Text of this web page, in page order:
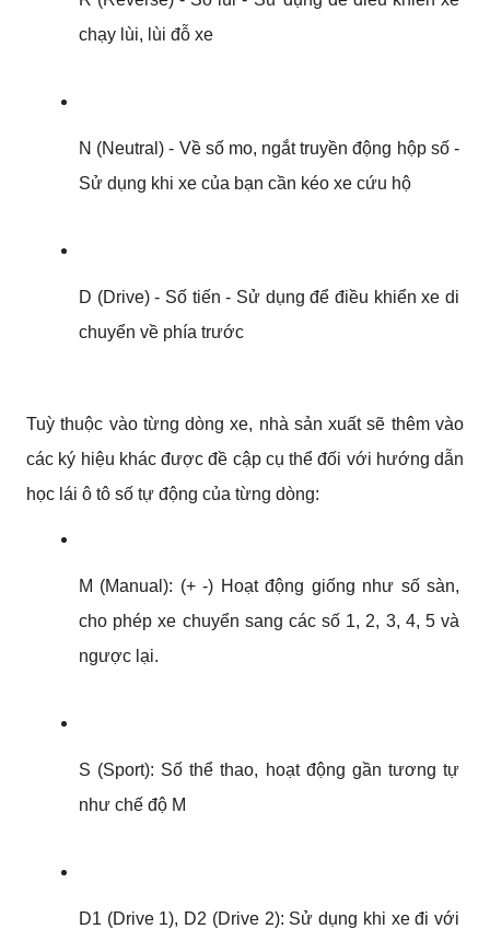
chạy lùi, lùi đỗ xe
N (Neutral) - Về số mo, ngắt truyền động hộp số -
Sử dụng khi xe của bạn cần kéo xe cứu hộ
D (Drive) - Số tiến - Sử dụng để điều khiển xe di
chuyển về phía trước
Tuỳ thuộc vào từng dòng xe, nhà sản xuất sẽ thêm vào
các ký hiệu khác được đề cập cụ thể đối với hướng dẫn
học lái ô tô số tự động của từng dòng:
M (Manual): (+ -) Hoạt động giống như số sàn,
cho phép xe chuyển sang các số 1, 2, 3, 4, 5 và
ngược lại.
S (Sport): Số thể thao, hoạt động gần tương tự
như chế độ M
D1 (Drive 1), D2 (Drive 2): Sử dụng khi xe đi với